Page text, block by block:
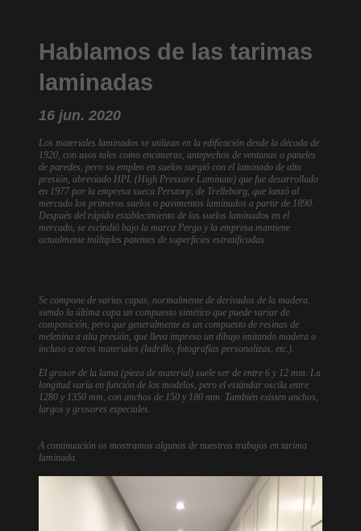
Hablamos de las tarimas
laminadas
16 jun. 2020
Los materiales laminados se utilizan en la edificación desde la década de
1920, con usos tales como encimeras, antepechos de ventanas o paneles
de paredes, pero su empleo en suelos surgió con el laminado de alta
presión, abreviado HPL (High Pressure Laminate) que fue desarrollado
en 1977 por la empresa sueca Perstorp, de Trelleborg, que lanzó al
mercado los primeros suelos o pavimentos laminados a partir de 1890.
Después del rápido establecimiento de los suelos laminados en el
mercado, se escindió bajo la marca Pergo y la empresa mantiene
actualmente múltiples patentes de superficies estratificadas.
Se compone de varias capas, normalmente de derivados de la madera,
siendo la última capa un compuesto sintético que puede variar de
composición, pero que generalmente es un compuesto de resinas de
melenina a alta presión, que lleva impreso un dibujo imitando madera o
incluso a otros materiales (ladrillo, fotografías personalizas, etc.).
El grosor de la lama (pieza de material) suele ser de entre 6 y 12 mm. La
longitud varía en función de los modelos, pero el estándar oscila entre
1280 y 1350 mm, con anchos de 150 y 180 mm. También existen anchos,
largos y grosores especiales.
A continuación os mostramos algunos de nuestros trabajos en tarima
laminada.